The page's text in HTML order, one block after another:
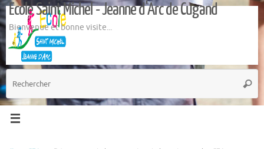
Passer
au
contenu
Ecole Saint Michel - Jeanne d'Arc de Cugand
Bienvenue et bonne visite...
: